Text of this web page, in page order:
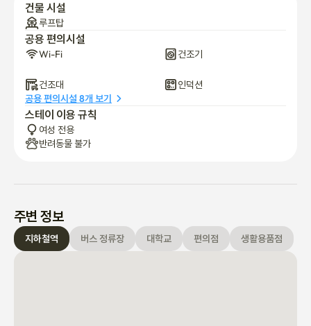
건물 시설
루프탑
공용 편의시설
Wi-Fi 건조기
건조대
인덕션
공용 편의시설 8개 보기
스테이 이용 규칙
여성 전용
반려동물 불가
주변 정보
지하철역 버스 정류장 대학교 편의점 생활용품점